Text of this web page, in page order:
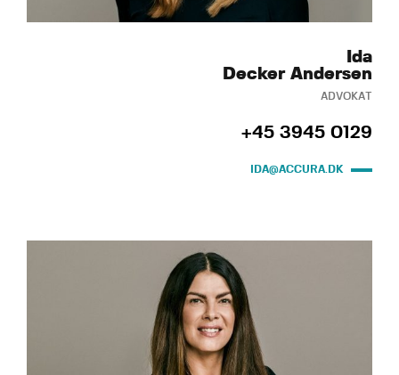
Ida
Decker Andersen
ADVOKAT
+45 3945 0129
IDA@ACCURA.DK